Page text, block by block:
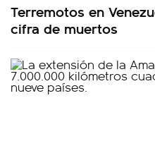
Terremotos en
cifra de muertos